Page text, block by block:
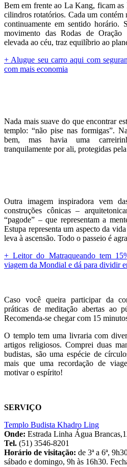
Bem em frente ao La Kang, ficam as
cilindros rotatórios. Cada um contém
continuamente em sentido horário.
movimento das Rodas de
elevada ao céu, traz equilíbrio ao
+ Alugue seu carro aqui com
com mais economia
Nada mais suave do que encontrar
templo: “não pise nas formigas”.
bem, mas havia uma
tranquilamente por ali, protegidas
Outra imagem inspiradora vem
construções cônicas –
“pagode” – que representam a
Estupa representa um aspecto da
leva à ascensão. Todo o passeio é
+ Leitor do Matraqueando tem
viagem da Mondial e dá para dividir
Caso você queira participar da
práticas de meditação abertas ao
Recomenda-se chegar com 15
O templo tem uma livraria com
artigos religiosos. Comprei duas
budistas, são uma espécie de
mais que uma recordação de
motivar o espírito!
SERVIÇO
Templo Budista Khadro Ling
Onde: Estrada Linha Água
Tel. (51) 3546-8201
Horário de visitação: de 3ª a 6ª,
sábado e domingo, 9h às 16h30.